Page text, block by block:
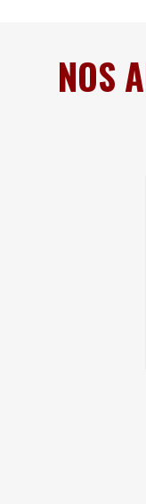
NOS